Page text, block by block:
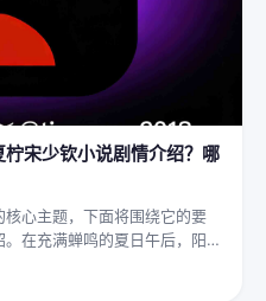
宋少钦小说剧情介绍？哪
心主题，下面将围绕它的要
在充满蝉鸣的夏日午后，阳光
的肩头。她坐在旧书摊旁，手